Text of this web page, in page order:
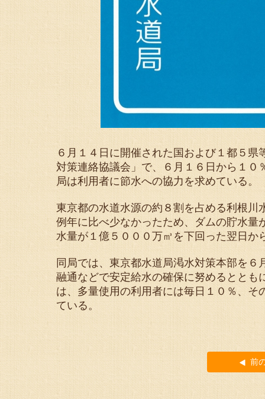
６月１４日に開催された国および１都５
対策連絡協議会」で、６月１６日から１
局は利用者に節水への協力を求めている。
東京都の水道水源の約８割を占める利根
例年に比べ少なかったため、ダムの貯水
水量が１億５０００万㎥を下回った翌日か
同局では、東京都水道局渇水対策本部を
融通などで安定給水の確保に努めるとと
は、多量使用の利用者には毎日１０％、
ている。
前